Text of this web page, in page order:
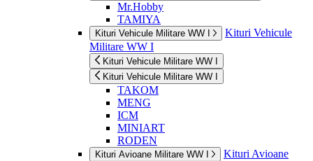
Mr.Hobby
TAMIYA
Kituri Vehicule Militare WW I
Kituri Vehicule
Militare WW I
Kituri Vehicule Militare WW I
Kituri Vehicule Militare WW I
TAKOM
MENG
ICM
MINIART
RODEN
Kituri Avioane Militare WW I
Kituri Avioane